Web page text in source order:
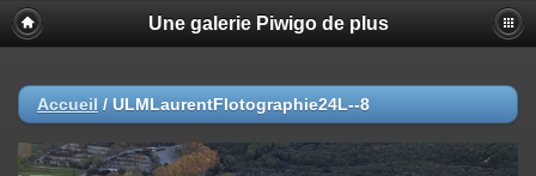
Une galerie Piwigo de plus
Accueil / ULMLaurentFlotographie24L--8